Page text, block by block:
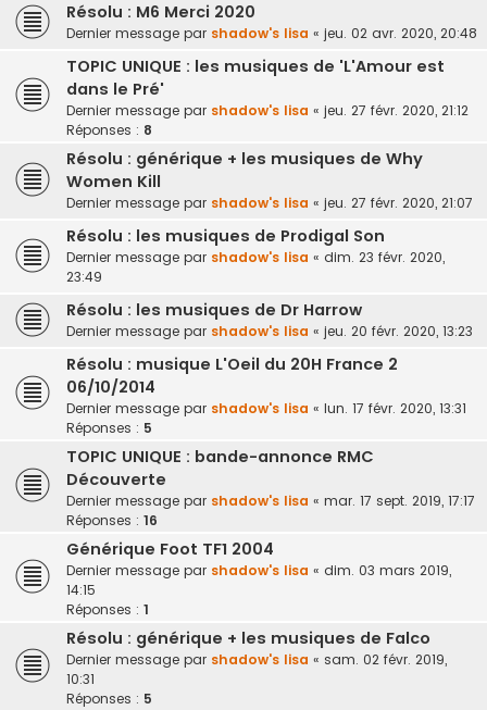
Résolu : M6 Merci 2020
Dernier message par shadow's lisa « jeu. 02 avr. 2020, 20:48
TOPIC UNIQUE : les musiques de 'L'Amour est
dans le Pré'
Dernier message par shadow's lisa « jeu. 27 févr. 2020, 21:12
Réponses : 8
Résolu : générique + les musiques de Why
Women Kill
Dernier message par shadow's lisa « jeu. 27 févr. 2020, 21:07
Résolu : les musiques de Prodigal Son
Dernier message par shadow's lisa « dim. 23 févr. 2020,
23:49
Résolu : les musiques de Dr Harrow
Dernier message par shadow's lisa « jeu. 20 févr. 2020, 13:23
Résolu : musique L'Oeil du 20H France 2
06/10/2014
Dernier message par shadow's lisa « lun. 17 févr. 2020, 13:31
Réponses : 5
TOPIC UNIQUE : bande-annonce RMC
Découverte
Dernier message par shadow's lisa « mar. 17 sept. 2019, 17:17
Réponses : 16
Générique Foot TF1 2004
Dernier message par shadow's lisa « dim. 03 mars 2019,
14:15
Réponses : 1
Résolu : générique + les musiques de Falco
Dernier message par shadow's lisa « sam. 02 févr. 2019,
10:31
Réponses : 5